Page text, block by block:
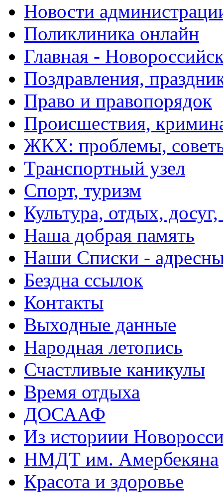
Новости
Поликлиника онлайн
Главная -
Поздравления,
Право и правопорядок
Происшествия,
ЖКХ: проблемы,
Транспортный узел
Спорт, туризм
Культура, отдых,
Наша добрая память
Наши Списки -
Бездна ссылок
Контакты
Выходные данные
Народная летопись
Счастливые каникулы
Время отдыха
ДОСААФ
Из историии
НМДТ им. Амербекяна
Красота и здоровье